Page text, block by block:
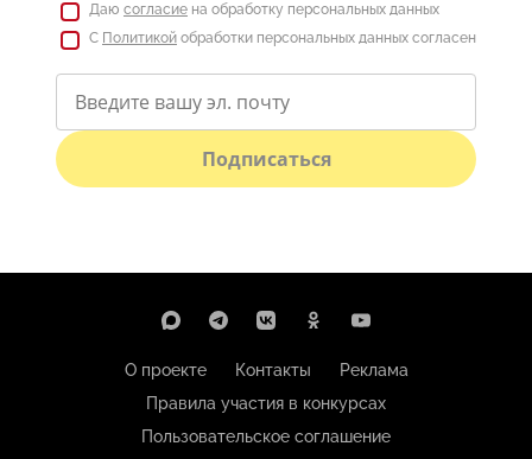
Даю согласие на обработку персональных данных
С Политикой обработки персональных данных согласен
Подписаться
О проекте Контакты
Реклама
Правила участия в конкурсах
Пользовательское соглашение